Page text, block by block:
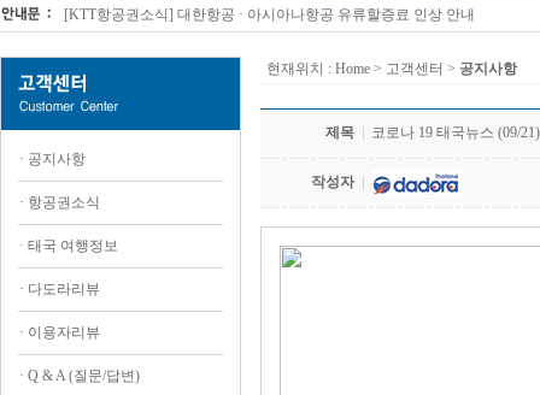
[KTT항공권소식] 대한항공 · 아시아나항공 유류할증료 인상 안내
· 공지사항
· 항공권소식
· 태국 여행정보
· 다도라리뷰
· 이용자리뷰
· Q & A (질문/답변)
현재위치 : Home > 고객센터 > 공지사항
제목 코로나 19 태국뉴스 (09/21)
작성자